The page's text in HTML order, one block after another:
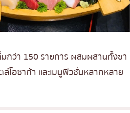
มกว่า 150 รายการ ผสมผสานทั้งซา
โอซาก้า และเมนูฟิวชั่นหลากหลาย